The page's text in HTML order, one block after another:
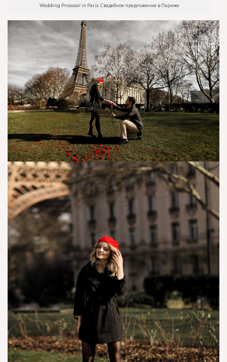
Wedding Proposal in Paris. Свадебное предложение в Париже